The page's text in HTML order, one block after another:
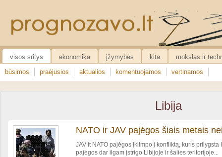
visos sritys ekonomika įžymybės kita
mokslas ir
būsimos
praėjusios aktualios komentuojamos vertinamos
Libija
NATO ir JAV pajėgos šiais metais
JAV it NATO pajėgos įklimpo į konfliktą, kuris
pajėgos dar ilgam įstrigo Libijoje ir šalies teritorijoje...